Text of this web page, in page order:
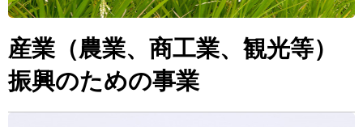
産業（農業、商工業、観光等）
振興のための事業